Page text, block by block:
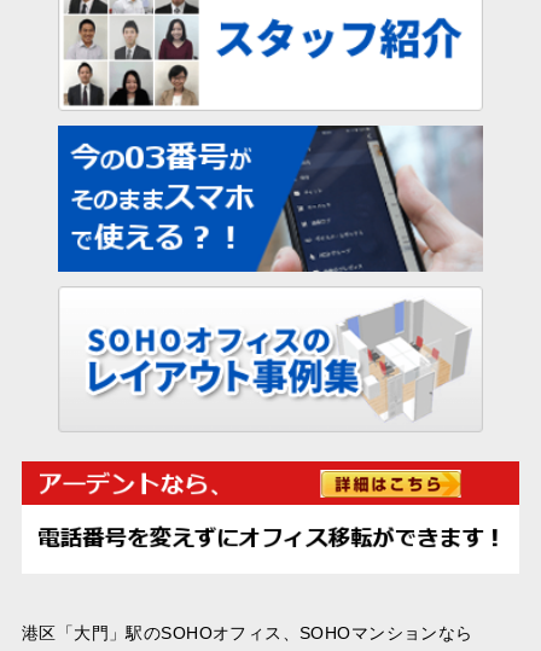
港区「大門」駅のSOHOオフィス、SOHOマンションなら